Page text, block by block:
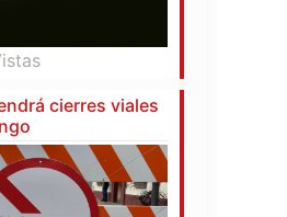
cierres viales